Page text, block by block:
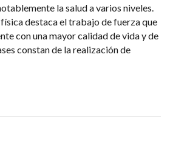
la salud a varios niveles.
destaca el trabajo de fuerza que
con una mayor calidad de vida y de
constan de la realización de